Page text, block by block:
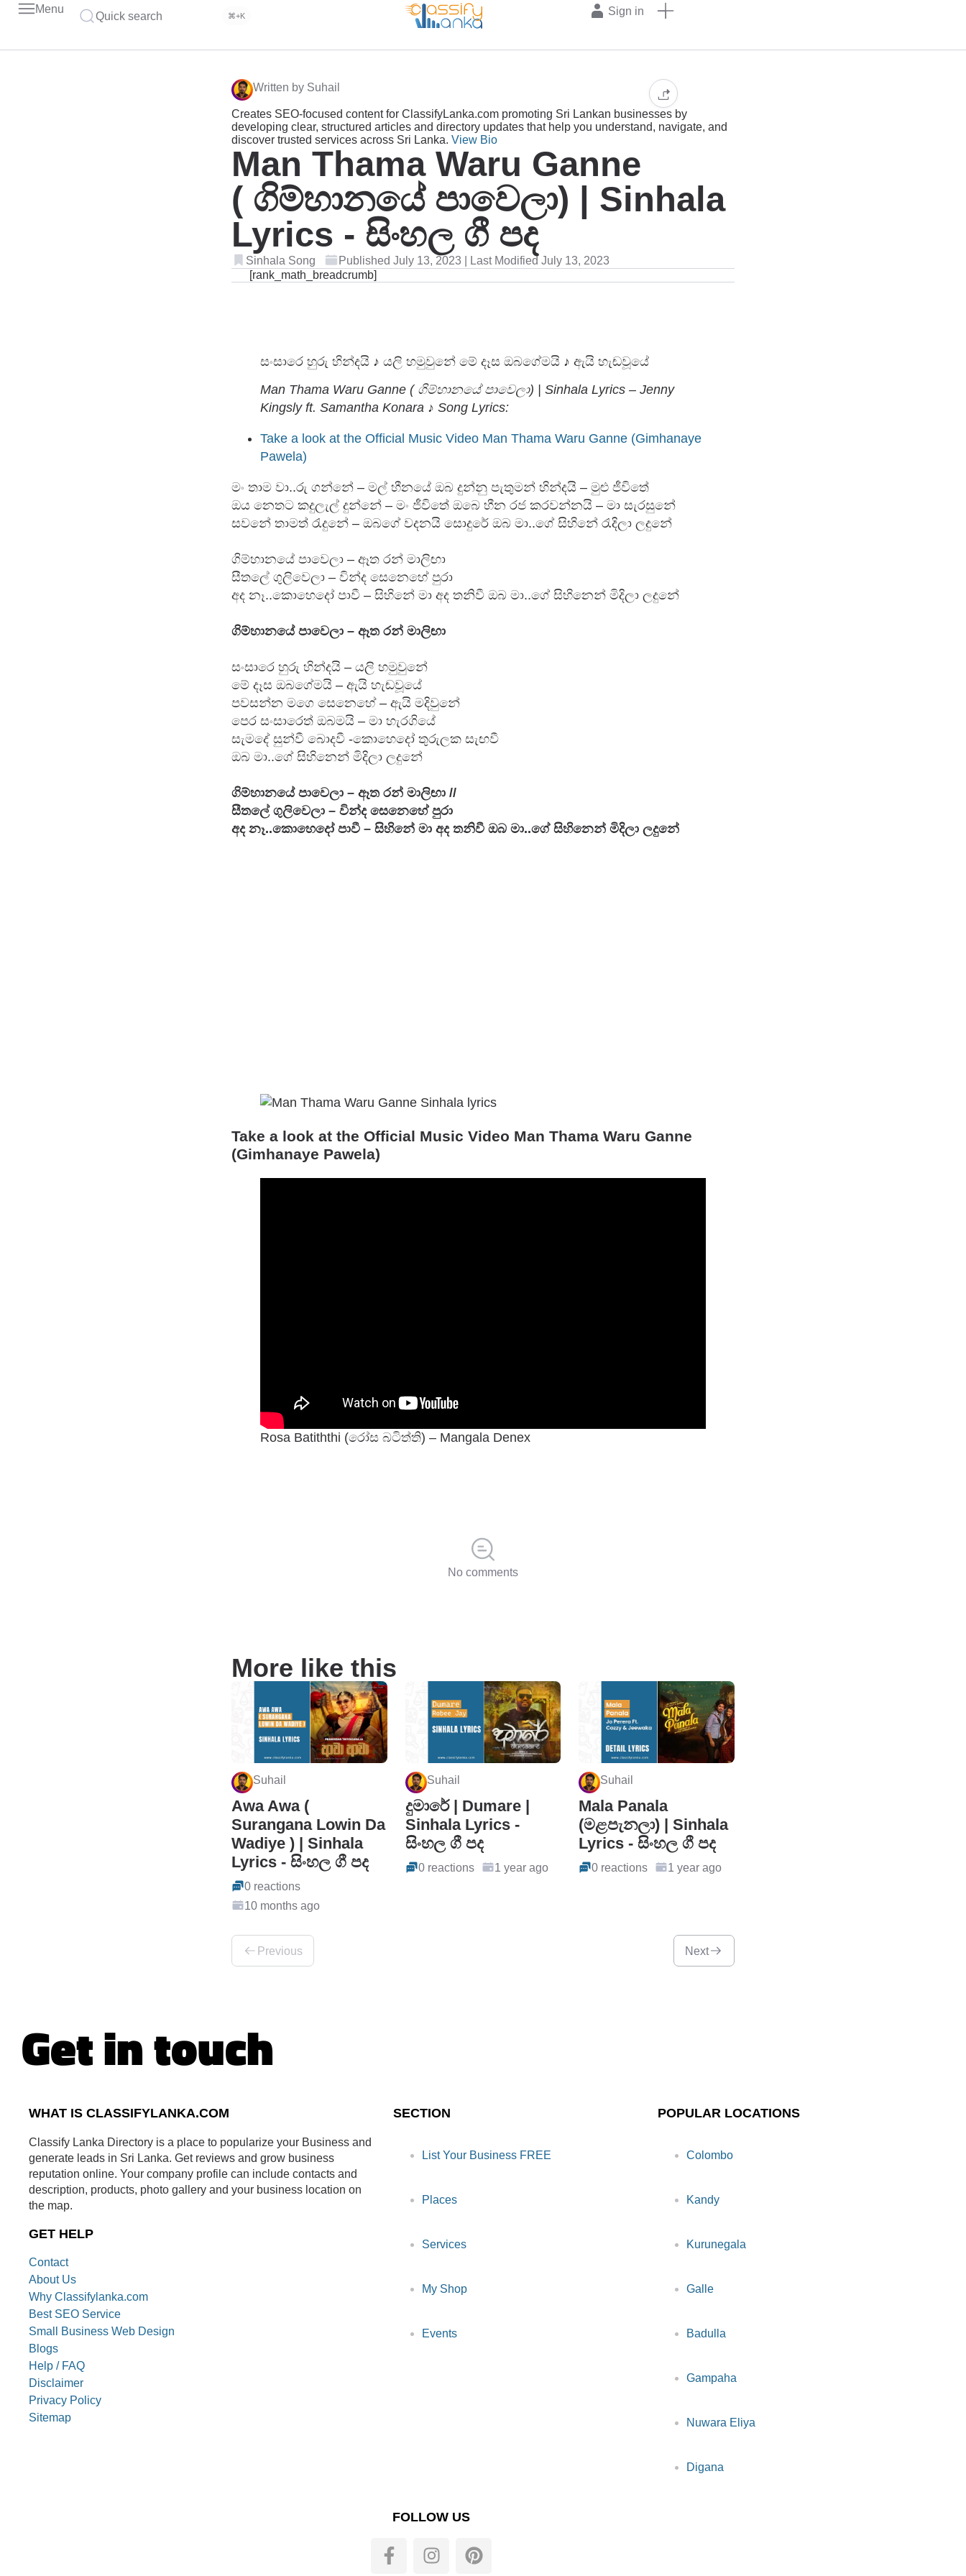
Menu
Quick search ⌘+K Sign in
Written by Suhail
Creates SEO-focused content for ClassifyLanka.com promoting Sri Lankan businesses by
developing clear, structured articles and directory updates that help you understand, navigate, and
discover trusted services across Sri Lanka. View Bio
Man Thama Waru Ganne
( ගිම්හානයේ පාවෙලා) | Sinhala
Lyrics - සිංහල ගී පද
Sinhala Song Published July 13, 2023 | Last Modified July 13, 2023
[rank_math_breadcrumb]
සංසාරෙ හුරු හින්දයි ♪ යලි හමුවුනේ මේ දෑස ඔබගේමයි ♪ ඇයි හැඬවූයේ
Man Thama Waru Ganne ( ගිම්හානයේ පාවෙලා) | Sinhala Lyrics – Jenny
Kingsly ft. Samantha Konara ♪ Song Lyrics:
Take a look at the Official Music Video Man Thama Waru Ganne (Gimhanaye
Pawela)
මං තාම වා..රු ගන්නේ – මල් හීනයේ ඔබ දුන්නු පැතුමන් හින්දයි – මුළු ජීවිතේ
ඔය නෙතට කදුලැල් දුන්නේ – මං ජීවිතේ ඔබෙ හීන රජ කරවන්නයි – මා සැරසුනේ
සවනේ තාමත් රැදුනේ – ඔබගේ වදනයි සොදුරේ ඔබ මා..ගේ සිහිනේ රැදිලා ලදුනේ
ගිම්හානයේ පාවෙලා – ඈත රන් මාලිඟා
සීතලේ ගුලිවෙලා – වින්ද සෙනෙහේ පුරා
අද නෑ..කොහෙදෝ පාවී – සිහිනේ මා අද තනිවී ඔබ මා..ගේ සිහිනෙන් මිදිලා ලදුනේ
සංසාරෙ හුරු හින්දයි – යලි හමුවුනේ
මේ දෑස ඔබගේමයි – ඇයි හැඬවූයේ
පවසන්න මගෙ සෙනෙහේ – ඇයි මදිවුනේ
පෙර සංසාරෙත් ඔබමයි – මා හැරගියේ
සැමදේ සුන්වී බොදවී -කොහෙදෝ තුරුලක සැඟවී
ඔබ මා..ගේ සිහිනෙන් මිදිලා ලදුනේ
ගිම්හානයේ පාවෙලා – ඈත රන් මාලිඟා //
සීතලේ ගුලිවෙලා – වින්ද සෙනෙහේ පුරා
Take a look at the Official Music Video Man Thama Waru Ganne
(Gimhanaye Pawela)
Rosa Batiththi (රෝස බටිත්ති) – Mangala Denex
No comments
More like this
Suhail
Awa Awa (
Surangana Lowin Da
Wadiye ) | Sinhala
Lyrics - සිංහල ගී පද
0 reactions
10 months ago
Suhail
දුමාරේ | Dumare |
Sinhala Lyrics -
සිංහල ගී පද
0 reactions 1 year ago
Suhail
Mala Panala
(මළපැනලා) | Sinhala
Lyrics - සිංහල ගී පද
0 reactions 1 year ago
Previous Next
Get in touch
WHAT IS CLASSIFYLANKA.COM
Classify Lanka Directory is a place to popularize your Business and
generate leads in Sri Lanka. Get reviews and grow business
reputation online. Your company profile can include contacts and
description, products, photo gallery and your business location on
the map.
GET HELP
Contact
About Us
Why Classifylanka.com
Best SEO Service
Small Business Web Design
Blogs
Help / FAQ
Disclaimer
Privacy Policy
Sitemap
SECTION
List Your Business FREE
Places
Services
My Shop
Events
POPULAR LOCATIONS
Colombo
Kandy
Kurunegala
Galle
Badulla
Gampaha
Nuwara Eliya
Digana
FOLLOW US